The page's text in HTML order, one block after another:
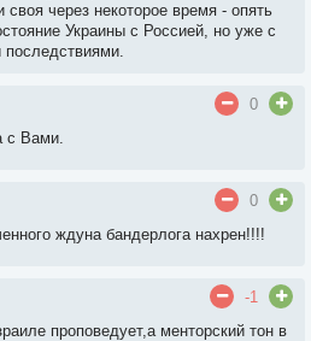
своя через некоторое время - опять
Украины с Россией, но уже с
0
с Вами.
0
ждуна бандерлога нахрен!!!!
-1
проповедует,а менторский тон в